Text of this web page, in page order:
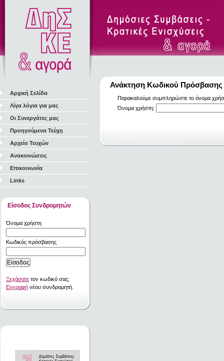
Αρχική Σελίδα
Λίγα λόγια για μας
Οι Συνεργάτες μας
Προηγούμενα Τεύχη
Αρχείο Τευχών
Ανακοινώσεις
Επικοινωνία
Links
Είσοδος Συνδρομητών
Όνομα χρήστη
Κωδικός πρόσβασης
Ξεχάσατε τον κωδικό σας;
Εγγραφή νέου συνδρομητή.
Ανάκτηση Κωδικού Πρόσβασης
Παρακαλούμε συμπληρώστε το όνομα
Όνομα χρήστη: